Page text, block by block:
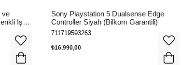
ve
Işık,
Sony Playstation 5 Dualsense Edge
Controller Siyah (Bilkom Garantili)
711719593263
₺16.990,00